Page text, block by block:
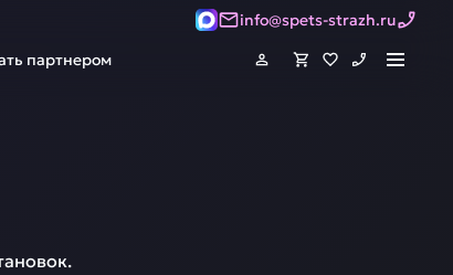
info@spets-strazh.ru
партнером